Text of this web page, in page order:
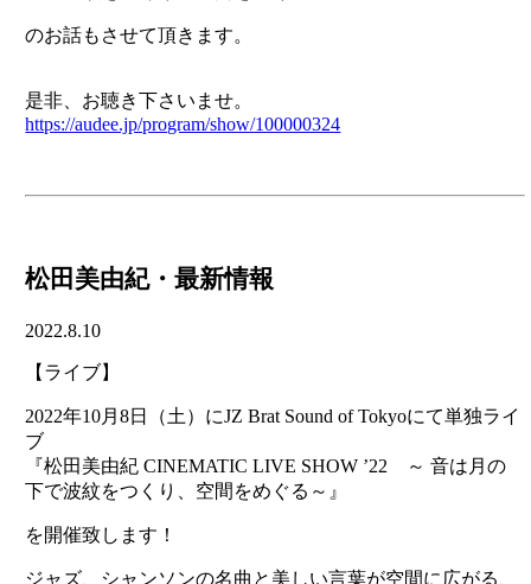
のお話もさせて頂きます。
是非、お聴き下さいませ。
https://audee.jp/program/show/100000324
松田美由紀・最新情報
2022.8.10
【ライブ】
2022年10月8日（土）にJZ Brat Sound of Tokyoにて単独ライ
ブ
『松田美由紀 CINEMATIC LIVE SHOW ’22 ～ 音は月の
下で波紋をつくり、空間をめぐる～』
を開催致します！
ジャズ、シャンソンの名曲と美しい言葉が空間に広がる、